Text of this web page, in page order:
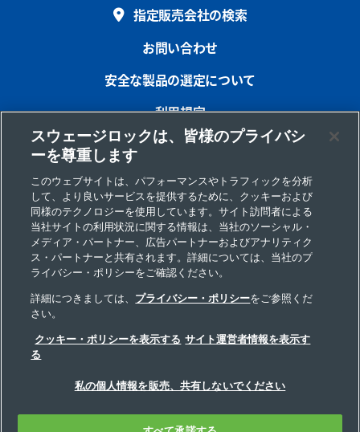
指定販売会社の検索
お問い合わせ
安全な製品の選定について
利用規定
プライバシー
インプリント
サイトマップ
Cookie 優先設定
個人情報の取り扱いについて
スウェージロックは、皆様のプライバシ
ーを尊重します
このウェブサイトは、パフォーマンスやトラフィックを分析
して、より良いサービスを提供するために、クッキーおよび
同様のテクノロジーを使用しています。サイト訪問者による
当社サイトの利用状況に関する情報は、当社のソーシャル・
メディア・パートナー、広告パートナーおよびアナリティク
ス・パートナーと共有されます。詳細については、当社のプ
ライバシー・ポリシーをご確認ください。
詳細につきましては、 プライバシー・ポリシーをご参照くだ
さい。
クッキー・ポリシーを表示する サイト運営者情報を表示す
る
私の個人情報を販売、共有しないでください